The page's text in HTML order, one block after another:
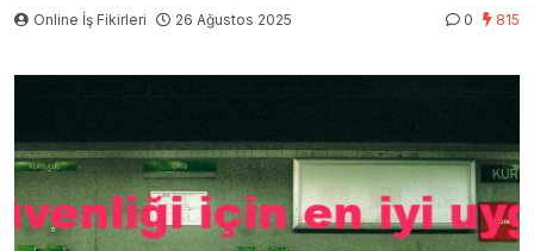
Online İş Fikirleri 26 Ağustos 2025 0 815